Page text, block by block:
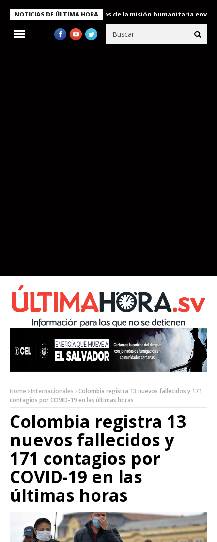
NOTICIAS DE ÚLTIMA HORA
condecora a miembros de la misión humanitaria enviada a
Home Internacionales
Colombia registra 13 nuevos fallecidos y 171
contagios por COVID-19 en las últimas horas
Colombia registra 13
nuevos fallecidos y
171 contagios por
COVID-19 en las
últimas horas